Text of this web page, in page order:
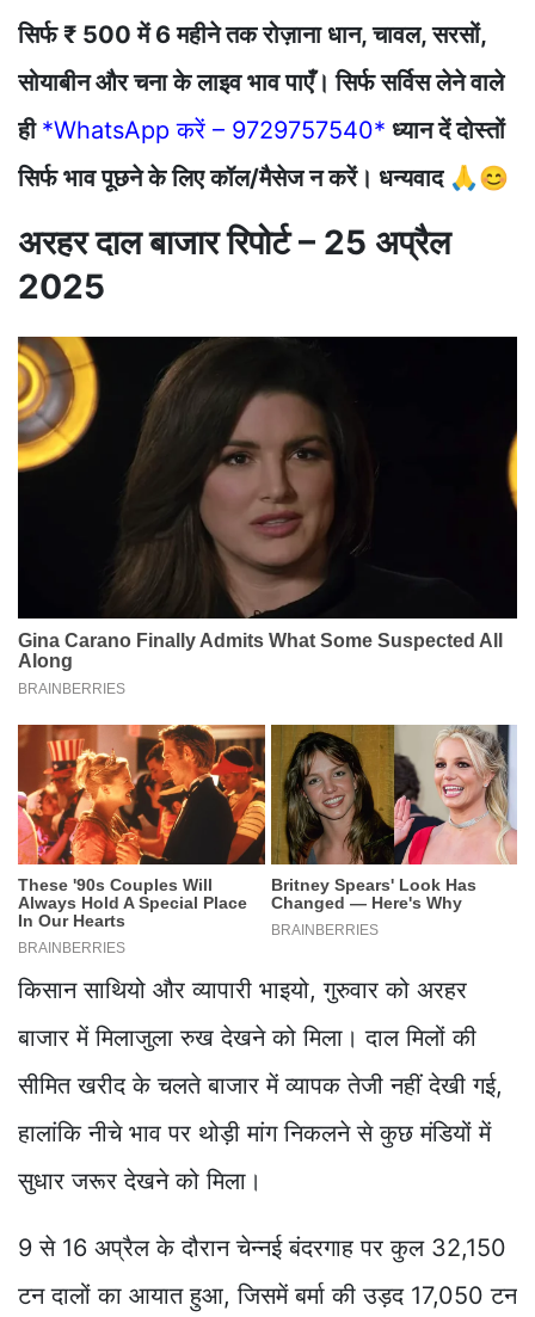
सिर्फ ₹ 500 में 6 महीने तक रोज़ाना धान, चावल, सरसों,
सोयाबीन और चना के लाइव भाव पाएँ। सिर्फ सर्विस लेने वाले
ही *WhatsApp करें – 9729757540* ध्यान दें दोस्तों
सिर्फ भाव पूछने के लिए कॉल/मैसेज न करें। धन्यवाद 🙏😊
अरहर दाल बाजार रिपोर्ट – 25 अप्रैल
2025
किसान साथियो और व्यापारी भाइयो, गुरुवार को अरहर
बाजार में मिलाजुला रुख देखने को मिला। दाल मिलों की
सीमित खरीद के चलते बाजार में व्यापक तेजी नहीं देखी गई,
हालांकि नीचे भाव पर थोड़ी मांग निकलने से कुछ मंडियों में
सुधार जरूर देखने को मिला।
9 से 16 अप्रैल के दौरान चेन्नई बंदरगाह पर कुल 32,150
टन दालों का आयात हुआ, जिसमें बर्मा की उड़द 17,050 टन